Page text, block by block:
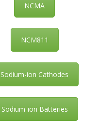
NCMA
NCM811
Sodium-ion Cathodes
Sodium-ion Batteries